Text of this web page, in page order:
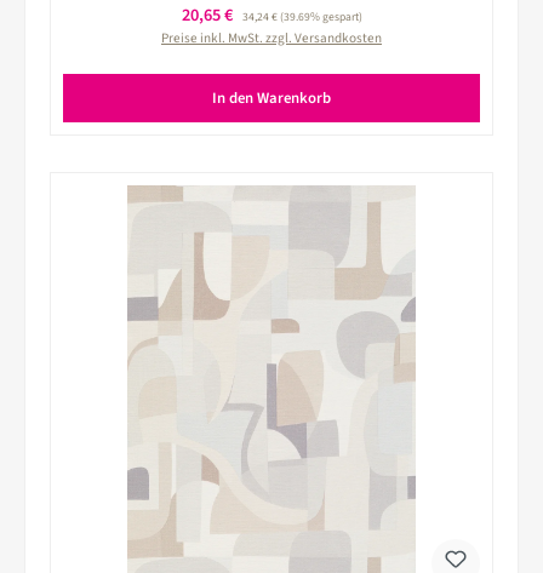
Verkaufspreis:
20,65 € Regulärer Preis:
34,24 €(39.69% gespart)
Preise inkl. MwSt. zzgl. Versandkosten
In den Warenkorb